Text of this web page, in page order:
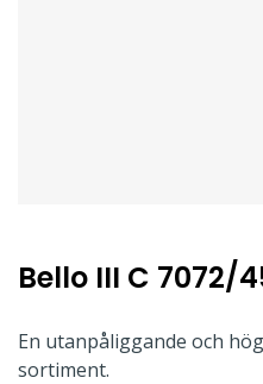
Bello III C 7072/
En utanpåliggande och
sortiment.